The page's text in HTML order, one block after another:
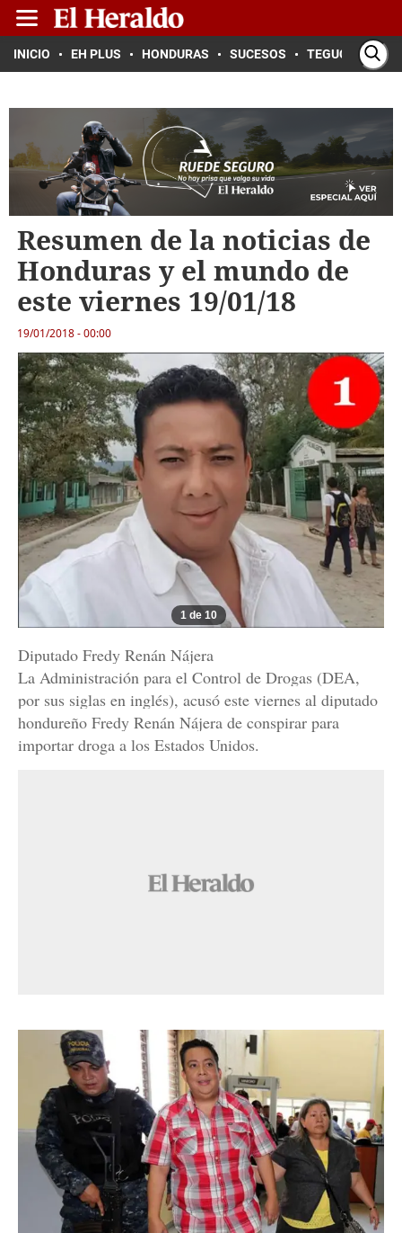
INICIO EH PLUS HONDURAS SUCESOS TEGUCIGALPA
Resumen de la noticias de
Honduras y el mundo de
este viernes 19/01/18
19/01/2018 - 00:00
1 de 10
Diputado Fredy Renán Nájera
La Administración para el Control de Drogas (DEA,
por sus siglas en inglés), acusó este viernes al diputado
hondureño Fredy Renán Nájera de conspirar para
importar droga a los Estados Unidos.